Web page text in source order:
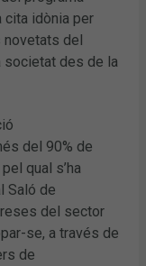
cita idònia per
novetats del
societat des de la
del 90% de
qual s’ha
Saló de
del sector
se, a través de
de